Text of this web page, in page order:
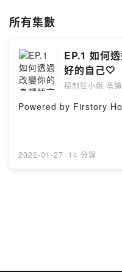
對於每一集的內容有沒有什麼想
很開心遇到你/妳，拿起咖啡杯
Let’s chat this book away💕
💬Chat with us:
所有集數
EP.1 如何
好的自己🤍
控制狂小姐 嗜讀
Powered by Firstory
2022-01-27 · 14 分鐘